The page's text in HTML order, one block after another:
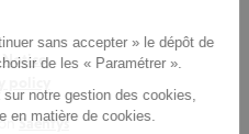
75008 Paris
8 – Invesco
Saentys
sans accepter » le dépôt de
de les « Paramétrer ».
sur notre gestion des cookies,
en matière de cookies.